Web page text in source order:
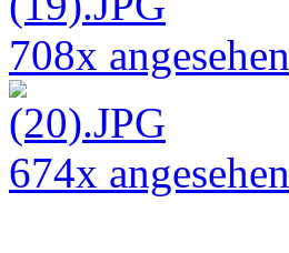
708x angesehen
674x angesehen